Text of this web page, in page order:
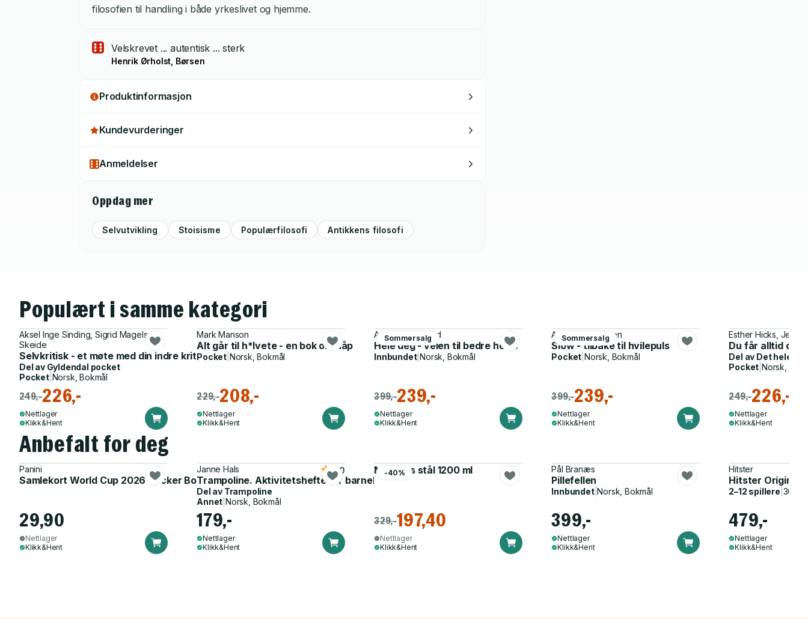
filosofien til handling i både yrkeslivet og hjemme.
Velskrevet ... autentisk ... sterk
Henrik Ørholst, Børsen
Produktinformasjon
Kundevurderinger
Anmeldelser
Oppdag mer
Selvutvikling Stoisisme Populærfilosofi Antikkens filosofi
Populært i samme kategori
Aksel Inge Sinding, Sigrid Magelssen
Skeide
Selvkritisk - et møte med din indre kritiker
Del av Gyldendal pocket
Pocket| Norsk, Bokmål
249,-226,-
Nettlager
Klikk&Hent
Mark Manson
Alt går til h*lvete - en bok om håp
Pocket| Norsk, Bokmål
229,-208,-
Nettlager
Klikk&Hent
Sommersalg
Annette Dragland
Hele deg - veien til bedre helse
Innbundet|Norsk, Bokmål
399,-239,-
Nettlager
Klikk&Hent
Sommersalg
Anette Richardsen
Slow - tilbake til hvilepuls
Pocket Norsk, Bokmål
399,-239,-
Nettlager
Klikk&Hent
Esther Hicks, Jerry
Du får alltid det
Del av Det hele
Pocket |Norsk,
249,-226,-
Nettlager
Klikk&Hent
Anbefalt for deg
Panini
Samlekort World Cup 2026 Sticker Booster
29,90
Nettlager
Klikk&Hent
Janne Hals
Trampoline. Aktivitetshefte for barnehagen
5.0
Del av Trampoline
Annet Norsk, Bokmål
179,-
Nettlager
Klikk&Hent
-40%
Matboks stål 1200 ml
329,-197,40
Nettlager
Klikk&Hent
Pål Branæs
Pillefellen
Innbundet|Norsk, Bokmål
399,-
Nettlager
Klikk&Hent
Hitster
Hitster Original
2–12 spillere
479,-
Nettlager
Klikk&Hent